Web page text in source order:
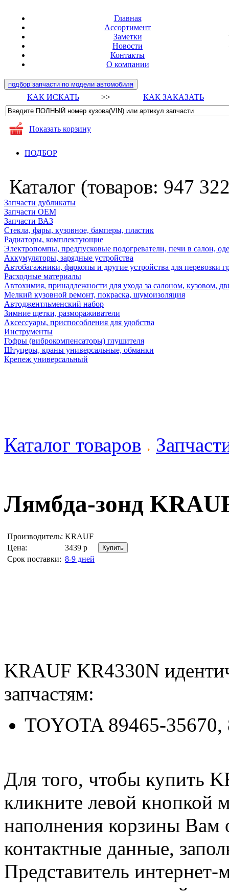
Главная
Ассортимент
Заметки
Новости
Контакты
О компании
подбор запчасти по модели автомобиля
КАК ИСКАТЬ >> КАК ЗАКАЗАТЬ
Показать корзину
ПОДБОР
Каталог (товаров: 947
Запчасти дубликаты
Запчасти ОЕМ
Запчасти ВАЗ
Стекла, фары, кузовное, бамперы, пластик
Радиаторы, комплектующие
Электропомпы, предпусковые подогреватели, печи в салон,
Аккумуляторы, зарядные устройства
Автобагажники, фаркопы и другие устройства для перевозки
Расходные материалы
Автохимия, принадлежности для ухода за салоном, кузовом,
Мелкий кузовной ремонт, покраска, шумоизоляция
Автоджентльменский набор
Зимние щетки, размораживатели
Аксессуары, приспособления для удобства
Инструменты
Гофры (виброкомпенсаторы) глушителя
Штуцеры, краны универсальные, обманки
Крепеж универсальный
Каталог товаров
Лямбда-зонд
Производитель: KRAUF
Цена:
3439 р
Срок поставки: 8-9 дней
KRAUF KR4330N
запчастям:
TOYOTA 89465-35670,
Для того, чтобы купить
кликните левой
наполнения корзины Вам
контактные данные,
Представитель